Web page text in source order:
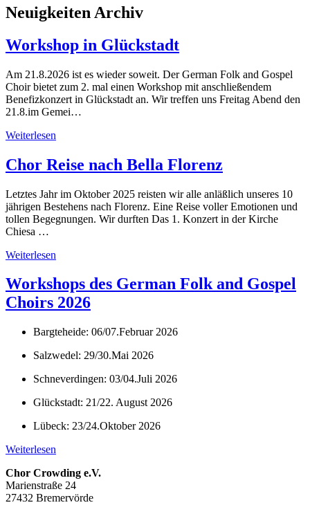
Neuigkeiten Archiv
Workshop in Glückstadt
Am 21.8.2026 ist es wieder soweit. Der German Folk and Gospel
Choir bietet zum 2. mal einen Workshop mit anschließendem
Benefizkonzert in Glückstadt an. Wir treffen uns Freitag Abend den
21.8.im Gemei…
Weiterlesen
Chor Reise nach Bella Florenz
Letztes Jahr im Oktober 2025 reisten wir alle anläßlich unseres 10
jährigen Bestehens nach Florenz. Eine Reise voller Emotionen und
tollen Begegnungen. Wir durften Das 1. Konzert in der Kirche
Chiesa …
Weiterlesen
Workshops des German Folk and Gospel
Choirs 2026
Bargteheide: 06/07.Februar 2026
Salzwedel: 29/30.Mai 2026
Schneverdingen: 03/04.Juli 2026
Glückstadt: 21/22. August 2026
Lübeck: 23/24.Oktober 2026
Weiterlesen
Chor Crowding e.V.
Marienstraße 24
27432 Bremervörde